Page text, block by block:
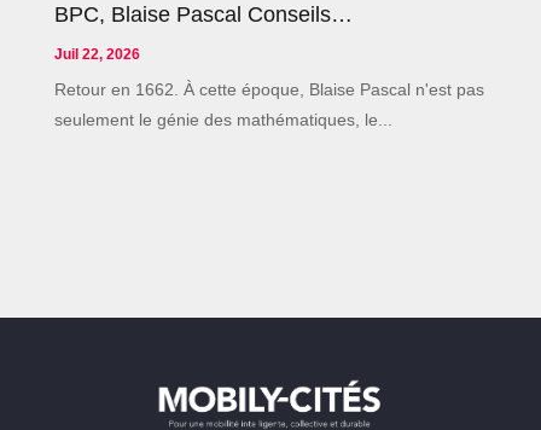
BPC, Blaise Pascal Conseils…
Juil 22, 2026
Retour en 1662. À cette époque, Blaise Pascal n'est pas
seulement le génie des mathématiques, le...